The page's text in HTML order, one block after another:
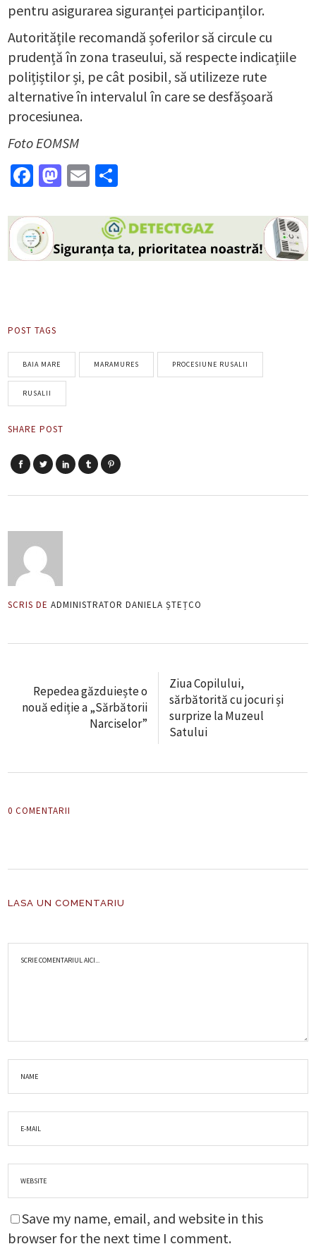
pentru asigurarea siguranței participanților.
Autoritățile recomandă șoferilor să circule cu
prudență în zona traseului, să respecte indicațiile
polițiștilor și, pe cât posibil, să utilizeze rute
alternative în intervalul în care se desfășoară
procesiunea.
Foto EOMSM
Facebook
Mastodon
Email
POST TAGS
BAIA MARE MARAMURES PROCESIUNE RUSALII
RUSALII
SHARE POST
SCRIS DE ADMINISTRATOR DANIELA ȘTEȚCO
Repedea găzduiește o
nouă ediție a „Sărbătorii
Narciselor”
Ziua Copilului,
sărbătorită cu jocuri și
surprize la Muzeul
Satului
0 COMENTARII
LASA UN COMENTARIU
Save my name, email, and website in this
browser for the next time I comment.